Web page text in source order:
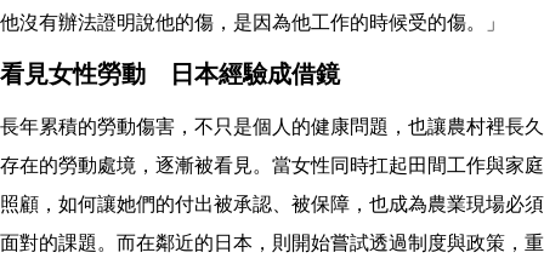
他沒有辦法證明說他的傷，是因為他工作的時候受的傷。」
看見女性勞動 日本經驗成借鏡
長年累積的勞動傷害，不只是個人的健康問題，也讓農村裡長久
存在的勞動處境，逐漸被看見。當女性同時扛起田間工作與家庭
照顧，如何讓她們的付出被承認、被保障，也成為農業現場必須
面對的課題。而在鄰近的日本，則開始嘗試透過制度與政策，重